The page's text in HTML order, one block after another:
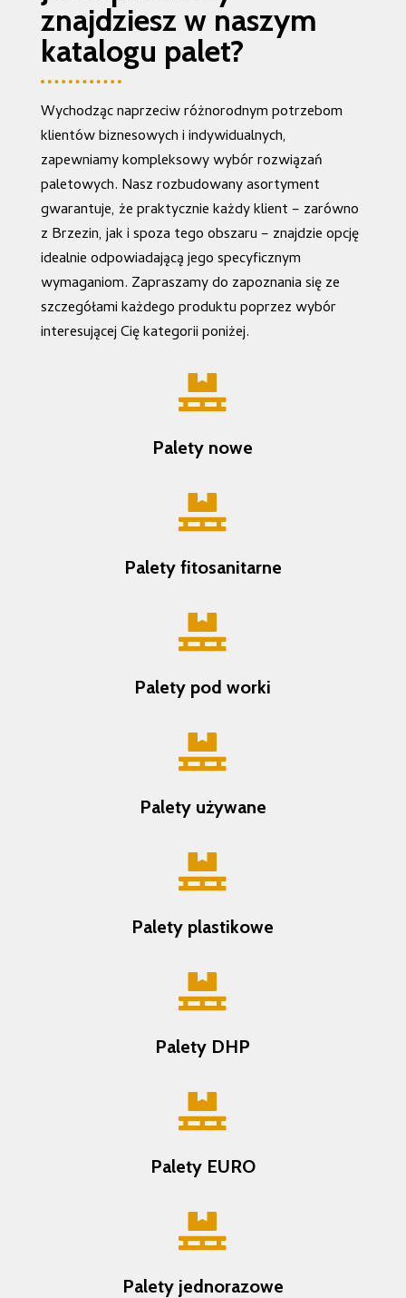
znajdziesz w naszym
katalogu palet?
Wychodząc naprzeciw różnorodnym potrzebom
klientów biznesowych i indywidualnych,
zapewniamy kompleksowy wybór rozwiązań
paletowych. Nasz rozbudowany asortyment
gwarantuje, że praktycznie każdy klient – zarówno
z Brzezin, jak i spoza tego obszaru – znajdzie opcję
idealnie odpowiadającą jego specyficznym
wymaganiom. Zapraszamy do zapoznania się ze
szczegółami każdego produktu poprzez wybór
interesującej Cię kategorii poniżej.

Palety nowe

Palety fitosanitarne

Palety pod worki

Palety używane

Palety plastikowe

Palety DHP

Palety EURO

Palety jednorazowe